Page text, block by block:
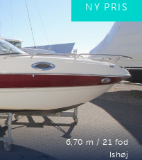
NY PRIS
6,70 m / 21 fod
Ishøj